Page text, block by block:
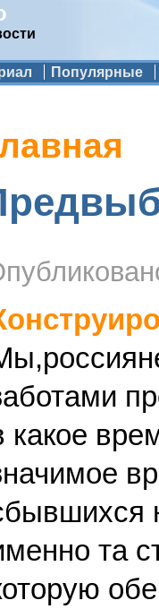
Популярные
здесь
какое
та